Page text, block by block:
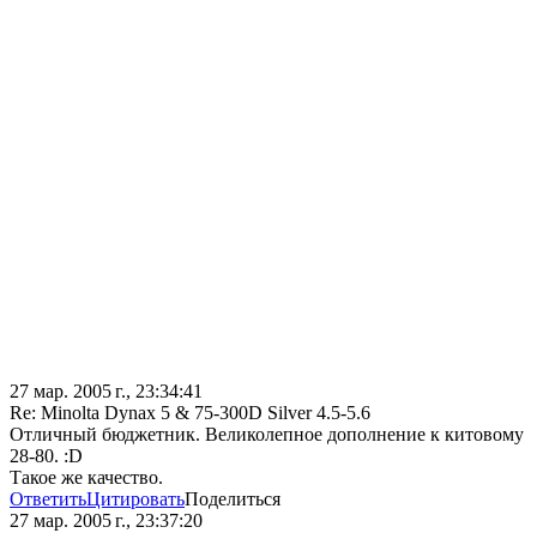
27 мар. 2005 г., 23:34:41
Re: Minolta Dynax 5 & 75-300D Silver 4.5-5.6
Отличный бюджетник. Великолепное дополнение к китовому
28-80. :D
Такое же качество.
ОтветитьЦитироватьПоделиться
27 мар. 2005 г., 23:37:20